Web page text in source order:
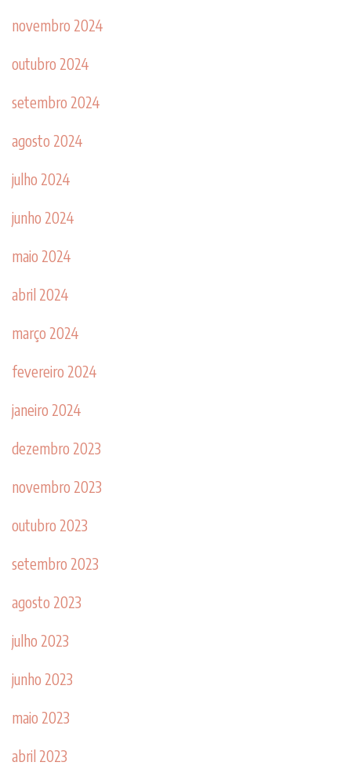
novembro 2024
outubro 2024
setembro 2024
agosto 2024
julho 2024
junho 2024
maio 2024
abril 2024
março 2024
fevereiro 2024
janeiro 2024
dezembro 2023
novembro 2023
outubro 2023
setembro 2023
agosto 2023
julho 2023
junho 2023
maio 2023
abril 2023